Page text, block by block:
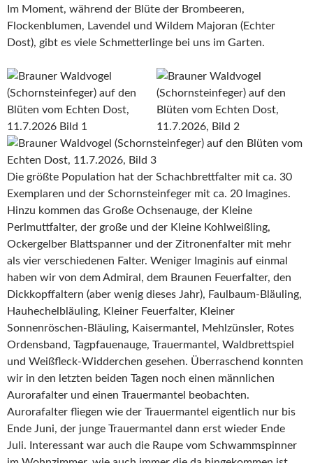
Im Moment, während der Blüte der Brombeeren,
Flockenblumen, Lavendel und Wildem Majoran (Echter
Dost), gibt es viele Schmetterlinge bei uns im Garten.
Die größte Population hat der Schachbrettfalter mit ca. 30
Exemplaren und der Schornsteinfeger mit ca. 20 Imagines.
Hinzu kommen das Große Ochsenauge, der Kleine
Perlmuttfalter, der große und der Kleine Kohlweißling,
Ockergelber Blattspanner und der Zitronenfalter mit mehr
als vier verschiedenen Falter. Weniger Imaginis auf einmal
haben wir von dem Admiral, dem Braunen Feuerfalter, den
Dickkopffaltern (aber wenig dieses Jahr), Faulbaum-Bläuling,
Hauhechelbläuling, Kleiner Feuerfalter, Kleiner
Sonnenröschen-Bläuling, Kaisermantel, Mehlzünsler, Rotes
Ordensband, Tagpfauenauge, Trauermantel, Waldbrettspiel
und Weißfleck-Widderchen gesehen. Überraschend konnten
wir in den letzten beiden Tagen noch einen männlichen
Aurorafalter und einen Trauermantel beobachten.
Aurorafalter fliegen wie der Trauermantel eigentlich nur bis
Ende Juni, der junge Trauermantel dann erst wieder Ende
Juli. Interessant war auch die Raupe vom Schwammspinner